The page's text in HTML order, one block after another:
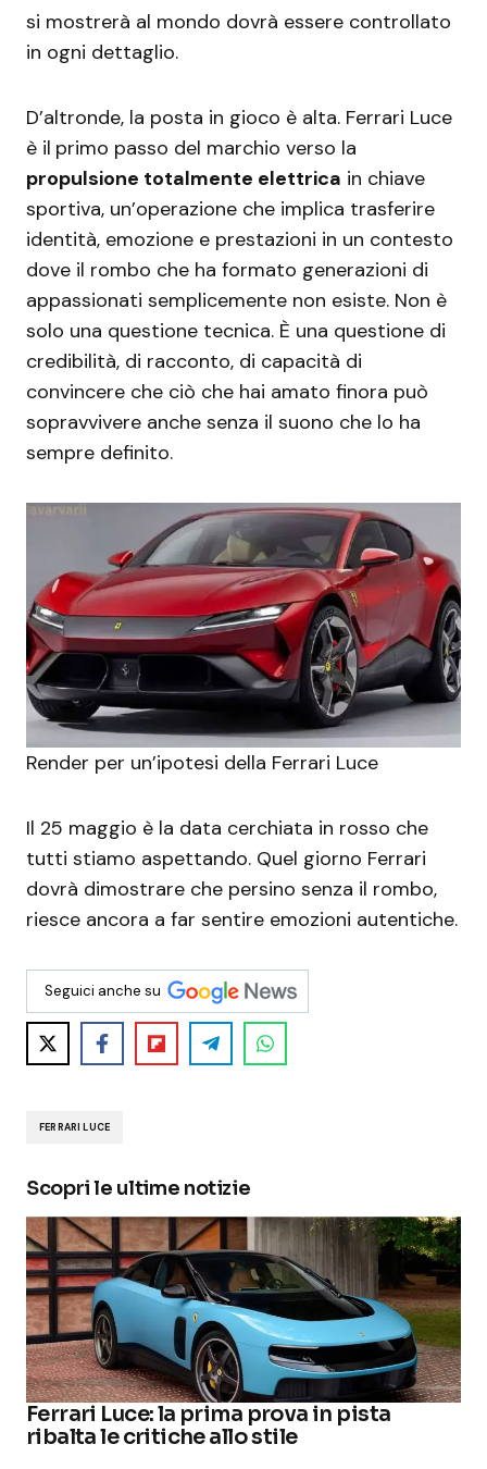
si mostrerà al mondo dovrà essere controllato
in ogni dettaglio.
D’altronde, la posta in gioco è alta. Ferrari Luce
è il primo passo del marchio verso la
propulsione totalmente elettrica in chiave
sportiva, un’operazione che implica trasferire
identità, emozione e prestazioni in un contesto
dove il rombo che ha formato generazioni di
appassionati semplicemente non esiste. Non è
solo una questione tecnica. È una questione di
credibilità, di racconto, di capacità di
convincere che ciò che hai amato finora può
sopravvivere anche senza il suono che lo ha
sempre definito.
Render per un’ipotesi della Ferrari Luce
Il 25 maggio è la data cerchiata in rosso che
tutti stiamo aspettando. Quel giorno Ferrari
dovrà dimostrare che persino senza il rombo,
riesce ancora a far sentire emozioni autentiche.
Seguici anche su
FERRARI LUCE
Scopri le ultime notizie
Ferrari Luce: la prima prova in pista
ribalta le critiche allo stile